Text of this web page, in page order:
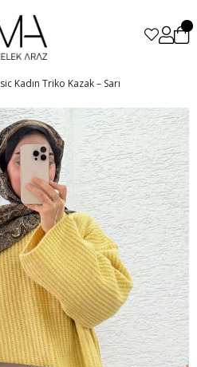
Kadın Triko Kazak – Sarı